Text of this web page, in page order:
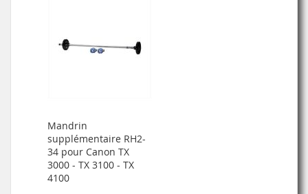
Mandrin
supplémentaire RH2-
34 pour Canon TX
3000 - TX 3100 - TX
4100